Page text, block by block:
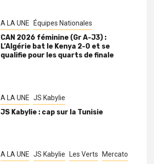
A LA UNE Équipes Nationales
CAN 2026 féminine (Gr A-J3) :
L’Algérie bat le Kenya 2-0 et se
qualifie pour les quarts de finale
A LA UNE JS Kabylie
JS Kabylie : cap sur la Tunisie
A LA UNE JS Kabylie Les Verts Mercato